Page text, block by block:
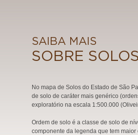
SAIBA MAIS
SOBRE SOLOS
No mapa de Solos do Estado de São
de solo de caráter mais genérico
exploratório na escala 1:500.000
Ordem de solo é a classe de solo de
componente da legenda que tem